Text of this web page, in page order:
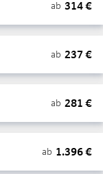
ab 314€
ab 237 €
ab 281 €
ab 1.396€